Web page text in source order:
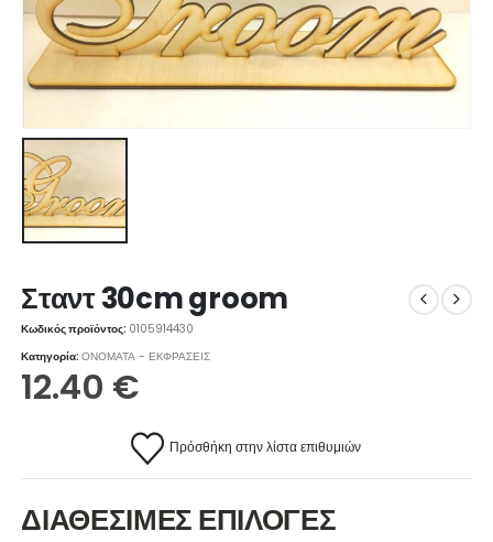
Σταντ 30cm groom
Κωδικός προϊόντος: 0105914430
Κατηγορία:ΟΝΟΜΑΤΑ - ΕΚΦΡΑΣΕΙΣ
12.40 €
Πρόσθήκη στην λίστα επιθυμιών
ΔΙΑΘΕΣΙΜΕΣ ΕΠΙΛΟΓΕΣ